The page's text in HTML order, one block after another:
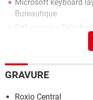
Microsoft keyboard
Bureautique
Pdf creator
>
>
GRAVURE
Roxio Central